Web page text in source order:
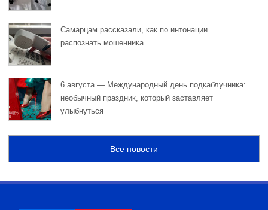
Самарцам рассказали, как по интонации
распознать мошенника
6 августа — Международный день подкаблучника:
необычный праздник, который заставляет
улыбнуться
Все новости